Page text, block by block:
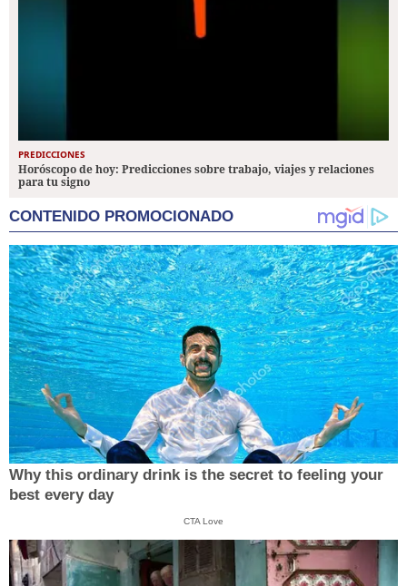
PREDICCIONES
Horóscopo de hoy: Predicciones sobre trabajo, viajes y relaciones
para tu signo
CONTENIDO PROMOCIONADO
Why this ordinary drink is the secret to feeling your
best every day
CTA Love